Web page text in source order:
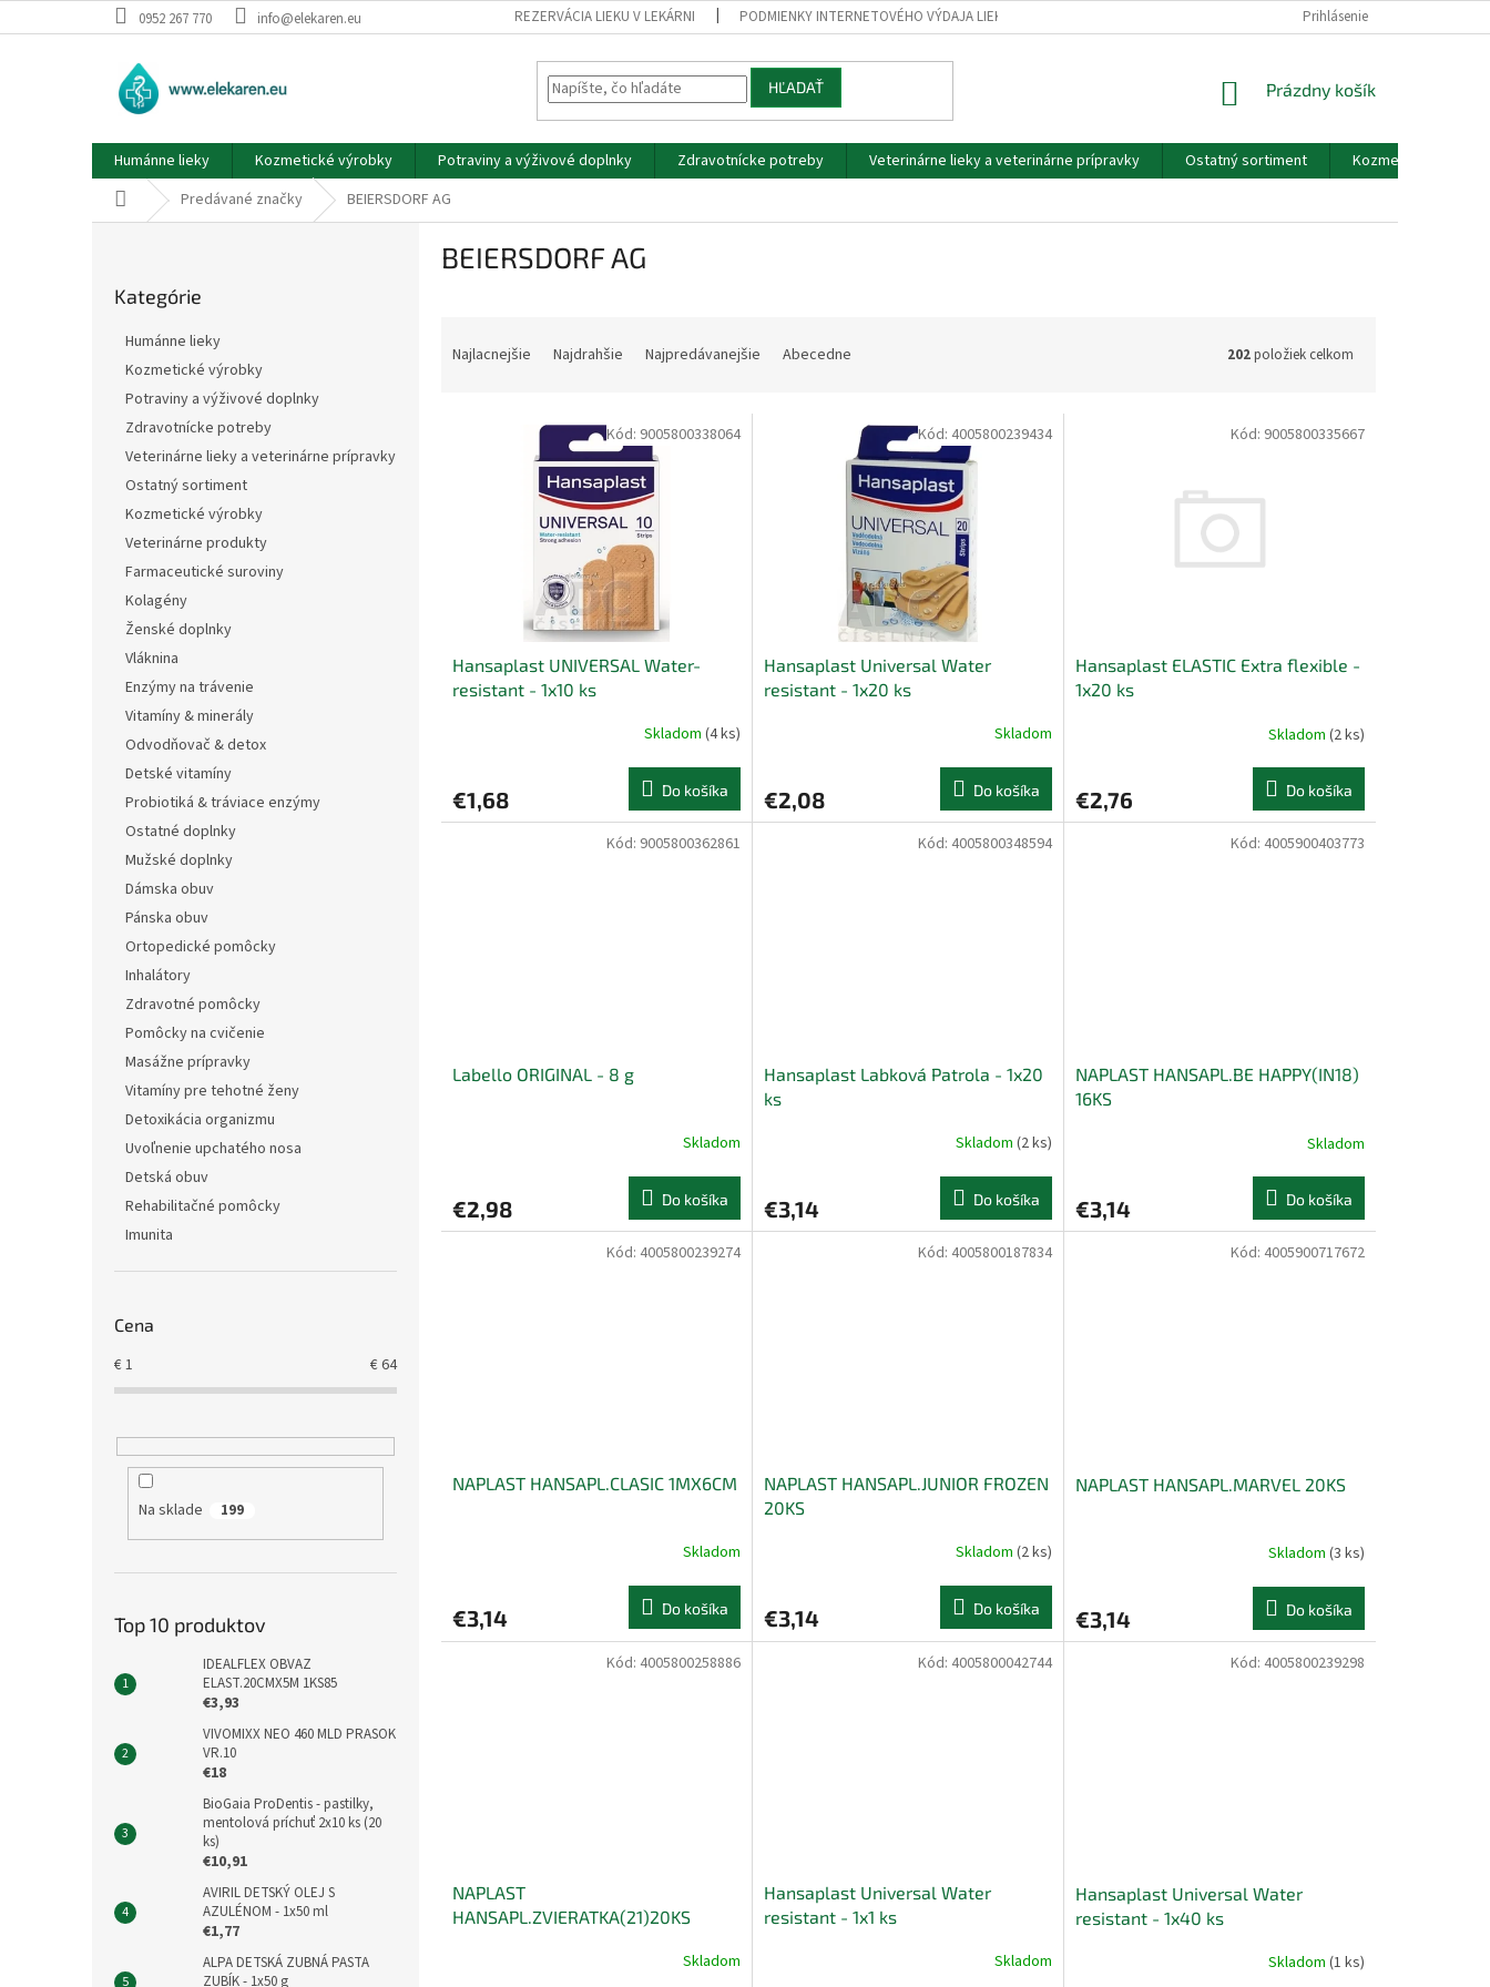
na
0952 267 770 info@elekaren.eu REZERVÁCIA LIEKU V LEKÁRNI PODMIENKY INTERNETOVÉHO VÝDAJA LIEKOV A ZDRAVOTNÍCKYCH POMÔCOK A VOP GDPR - PODMIENKY
Prihlásenie
HĽADAŤ
NÁKUPNÝ
Prázdny košík
Humánne lieky Kozmetické výrobky Potraviny a výživové doplnky Zdravotnícke potreby Veterinárne lieky a veterinárne prípravky Ostatný sortiment
Kozmetické výrobky
DomovPredávané značky BEIERSDORF AG
kategórie
Kategórie
Humánne lieky
Kozmetické výrobky
Potraviny a výživové doplnky
Zdravotnícke potreby
Veterinárne lieky a veterinárne prípravky
Ostatný sortiment
Kozmetické výrobky
Veterinárne produkty
Farmaceutické suroviny
Kolagény
Ženské doplnky
Vláknina
Enzýmy na trávenie
Vitamíny & minerály
Odvodňovač & detox
Detské vitamíny
Probiotiká & tráviace enzýmy
Ostatné doplnky
Mužské doplnky
Dámska obuv
Pánska obuv
Ortopedické pomôcky
Inhalátory
Zdravotné pomôcky
Pomôcky na cvičenie
Masážne prípravky
Vitamíny pre tehotné ženy
Detoxikácia organizmu
Uvoľnenie upchatého nosa
Detská obuv
Rehabilitačné pomôcky
Imunita
Cena
€1 €64
Na sklade 199
Top 10 produktov
IDEALFLEX OBVAZ
ELAST.20CMX5M 1KS85
€3,93
VIVOMIXX NEO 460 MLD PRASOK
VR.10
€18
BioGaia ProDentis - pastilky,
mentolová príchuť 2x10 ks (20
ks)
€10,91
AVIRIL DETSKÝ OLEJ S
AZULÉNOM - 1x50 ml
€1,77
ALPA DETSKÁ ZUBNÁ PASTA
ZUBÍK - 1x50 g
BEIERSDORF AG
Najlacnejšie Najdrahšie Najpredávanejšie Abecedne 202položiek celkom
Hansaplast UNIVERSAL Water-
resistant - 1x10 ks
Skladom (4 ks)
€1,68 Do košíka
Kód: 9005800338064
Hansaplast Universal Water
resistant - 1x20 ks
Skladom
€2,08 Do košíka
Kód: 4005800239434
Hansaplast ELASTIC Extra flexible -
1x20 ks
Skladom (2 ks)
€2,76 Do košíka
Kód: 9005800335667
Labello ORIGINAL - 8 g
Skladom
€2,98 Do košíka
Kód: 9005800362861
Hansaplast Labková Patrola - 1x20
ks
Skladom (2 ks)
€3,14 Do košíka
Kód: 4005800348594
NAPLAST HANSAPL.BE HAPPY(IN18)
16KS
Skladom
€3,14 Do košíka
Kód: 4005900403773
NAPLAST HANSAPL.CLASIC 1MX6CM
Skladom
€3,14 Do košíka
Kód: 4005800239274
NAPLAST HANSAPL.JUNIOR FROZEN
20KS
Skladom (2 ks)
€3,14 Do košíka
Kód: 4005800187834
NAPLAST HANSAPL.MARVEL 20KS
Skladom (3 ks)
€3,14 Do košíka
Kód: 4005900717672
NAPLAST
HANSAPL.ZVIERATKA(21)20KS
Skladom
Kód: 4005800258886
Hansaplast Universal Water
resistant - 1x1 ks
Skladom
Kód: 4005800042744
Hansaplast Universal Water
resistant - 1x40 ks
Skladom (1 ks)
Kód: 4005800239298